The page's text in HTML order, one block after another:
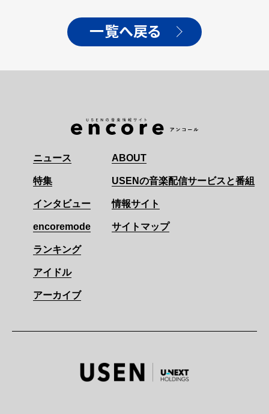
一覧へ戻る
ニュース
特集
インタビュー
encoremode
ランキング
アイドル
アーカイブ
ABOUT
USENの音楽配信サービスと番組
情報サイト
サイトマップ